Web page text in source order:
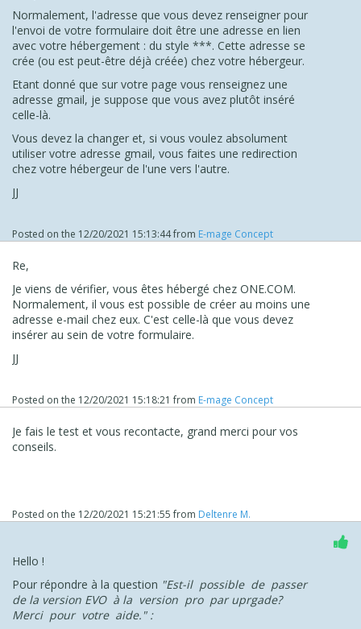
Normalement, l'adresse que vous devez renseigner pour
l'envoi de votre formulaire doit être une adresse en lien
avec votre hébergement : du style ***. Cette adresse se
crée (ou est peut-être déjà créée) chez votre hébergeur.
Etant donné que sur votre page vous renseignez une
adresse gmail, je suppose que vous avez plutôt inséré
celle-là.
Vous devez la changer et, si vous voulez absolument
utiliser votre adresse gmail, vous faites une redirection
chez votre hébergeur de l'une vers l'autre.
JJ
Posted on the 12/20/2021 15:13:44from E-mage Concept
Re,
Je viens de vérifier, vous êtes hébergé chez ONE.COM.
Normalement, il vous est possible de créer au moins une
adresse e-mail chez eux. C'est celle-là que vous devez
insérer au sein de votre formulaire.
JJ
Posted on the 12/20/2021 15:18:21 from E-mage Concept
Je fais le test et vous recontacte, grand merci pour vos
conseils.
Posted on the 12/20/2021 15:21:55from Deltenre M.
Hello !
Pour répondre à la question "Est-il possible de passer
de la version EVO à la version pro par uprgade?
Merci pour votre aide." :